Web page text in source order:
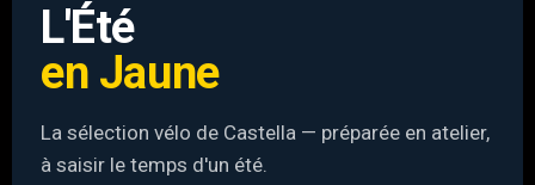
L'Été
en Jaune
La sélection vélo de Castella — préparée en atelier,
à saisir le temps d'un été.